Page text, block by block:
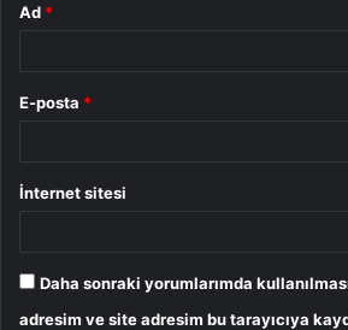
Ad *
E-posta *
İnternet sitesi
Daha sonraki yorumlarımda
adresim ve site adresim bu tarayıcıya